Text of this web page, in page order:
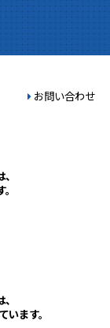
お問い合わせ
ます。